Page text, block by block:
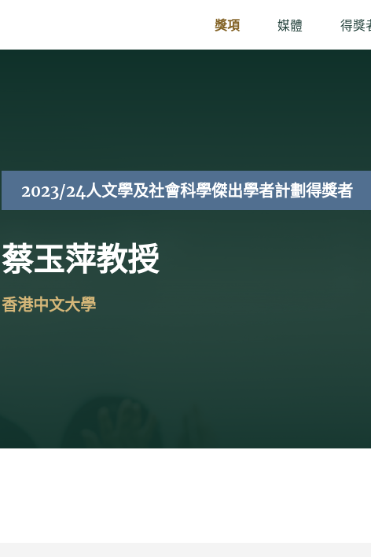
獎項 媒體 得獎
2023/24人文學及社會科學傑出學者計劃得獎者
蔡玉萍教授
香港中文大學